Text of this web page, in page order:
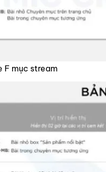
F mục stream